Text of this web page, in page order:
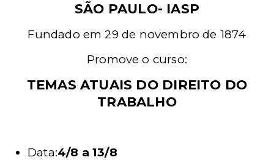
SÃO PAULO- IASP
Fundado em 29 de novembro de 1874
Promove o curso:
TEMAS ATUAIS DO DIREITO DO
TRABALHO
Data:4/8 a 13/8